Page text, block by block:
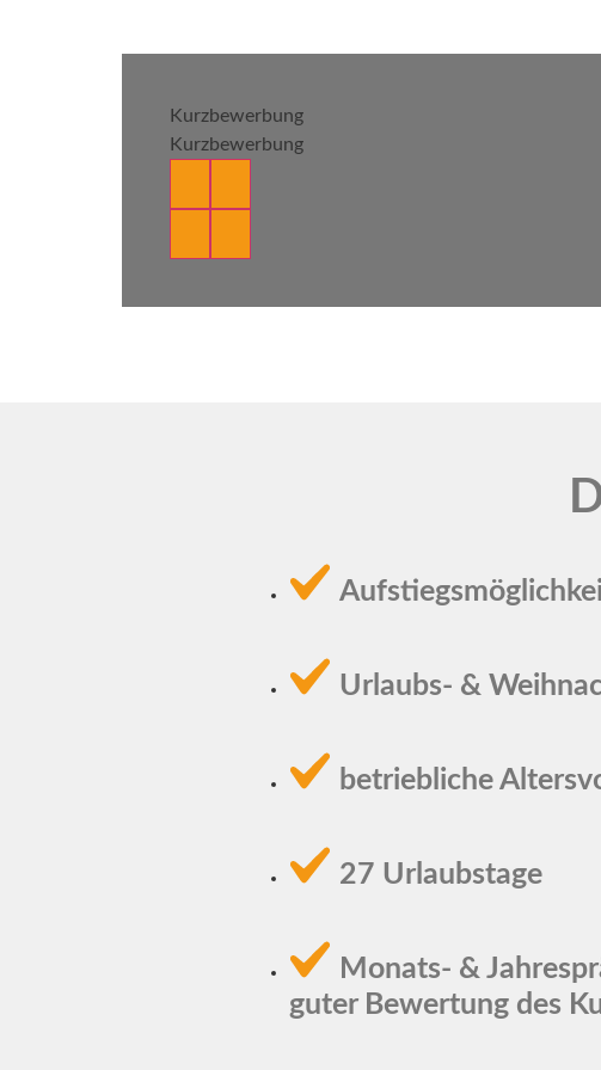
Kurzbewerbung
Kurzbewerbung
Urlaubs- &
betriebliche
27 Urlaubstage
Monats- &
guter Bewertung des